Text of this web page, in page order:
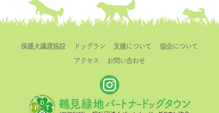
保護犬譲渡施設 ドッグラン 支援について 協会について
アクセス お問い合わせ